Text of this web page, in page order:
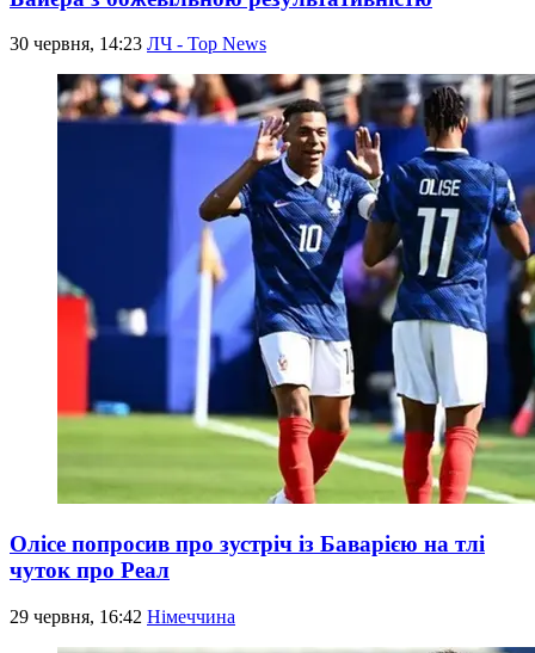
30 червня, 14:23 ЛЧ - Top News
Олісе попросив про зустріч із Баварією на тлі
чуток про Реал
29 червня, 16:42 Німеччина